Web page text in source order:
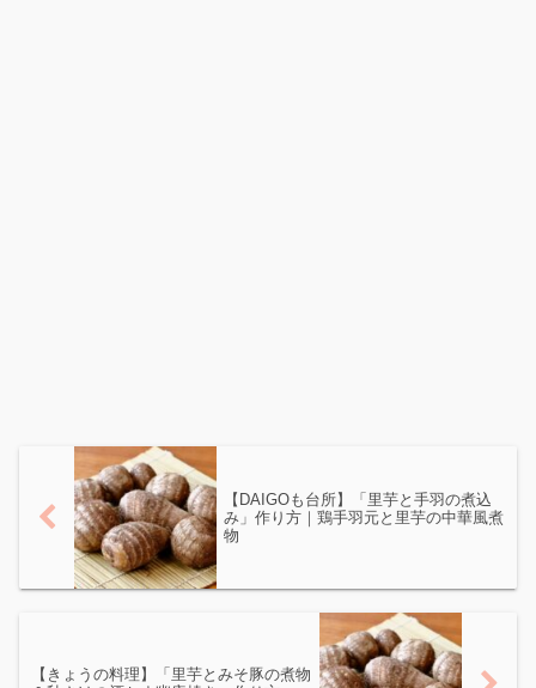
【DAIGOも台所】「里芋と手羽の煮込
み」作り方｜鶏手羽元と里芋の中華風煮
物
【きょうの料理】「里芋とみそ豚の煮物